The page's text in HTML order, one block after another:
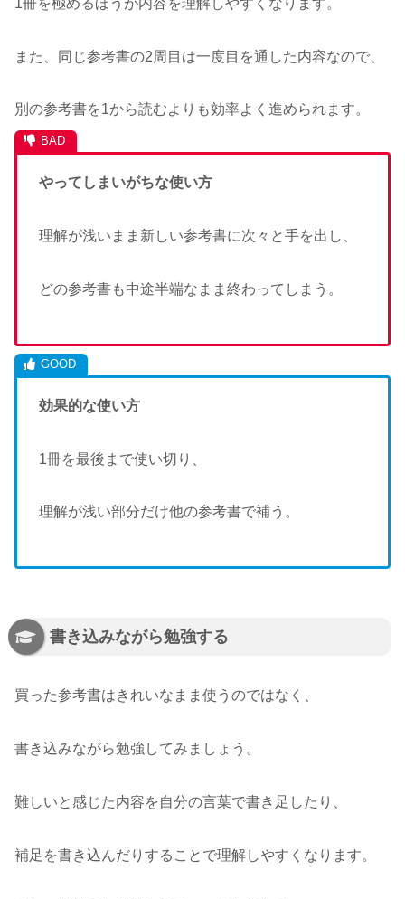
また、同じ参考書の2周目は一度目を通した内容なので、
別の参考書を1から読むよりも効率よく進められます。
やってしまいがちな使い方
理解が浅いまま新しい参考書に次々と手を出し、
どの参考書も中途半端なまま終わってしまう。
効果的な使い方
1冊を最後まで使い切り、
理解が浅い部分だけ他の参考書で補う。
書き込みながら勉強する
買った参考書はきれいなまま使うのではなく、
書き込みながら勉強してみましょう。
難しいと感じた内容を自分の言葉で書き足したり、
補足を書き込んだりすることで理解しやすくなります。